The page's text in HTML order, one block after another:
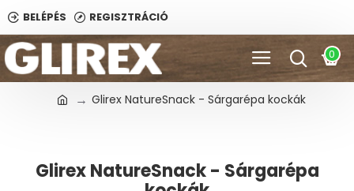
BELÉPÉS REGISZTRÁCIÓ
0
Glirex NatureSnack - Sárgarépa kockák
Glirex NatureSnack - Sárgarépa